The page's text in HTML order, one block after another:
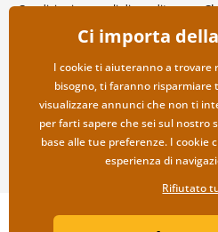
Condizioni generali di vendita e
Politica sulla privacy
Opzioni di spedizione e
pagamento
Reso della merce
FAQ
Copyright ©2019
Ci importa
I cookie ti aiuteranno a trovare
bisogno, ti faranno risparmiare
visualizzare annunci che non ti
per farti sapere che sei sul nostro
base alle tue preferenze. I cookie
esperienza di
Rifiutato